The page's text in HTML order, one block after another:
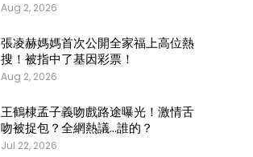
Aug 2, 2026
張凌赫媽媽首次公開全家福上高位熱
搜！被指中了基因彩票！
Aug 2, 2026
王鶴棣孟子義吻戲路途曝光！激情舌
吻被捉包？全網熱議…誰的？
Jul 22, 2026